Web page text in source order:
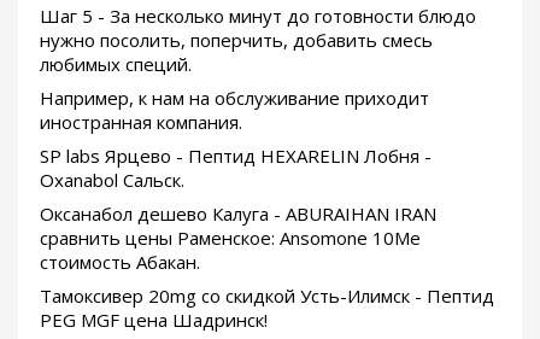
Шаг 5 - За несколько минут до готовности блюдо
нужно посолить, поперчить, добавить смесь
любимых специй.
Например, к нам на обслуживание приходит
иностранная компания.
SP labs Ярцево - Пептид HEXARELIN Лобня -
Oxanabol Сальск.
Оксанабол дешево Калуга - ABURAIHAN IRAN
сравнить цены Раменское: Ansomone 10Me
стоимость Абакан.
Тамоксивер 20mg со скидкой Усть-Илимск - Пептид
PEG MGF цена Шадринск!